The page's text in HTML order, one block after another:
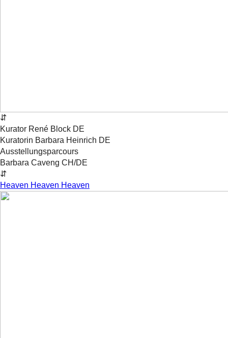
⇵
Kurator René Block DE
Kuratorin Barbara Heinrich DE
Ausstellungsparcours
Barbara Caveng CH/DE
⇵
Heaven Heaven Heaven